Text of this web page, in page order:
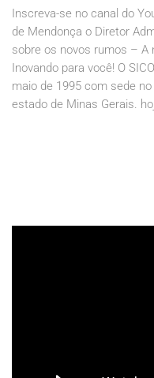
Inscreva-se no canal do
de Mendonça o Diretor
sobre os novos rumos – A
Inovando para você! O
maio de 1995 com sede
estado de Minas Gerais.